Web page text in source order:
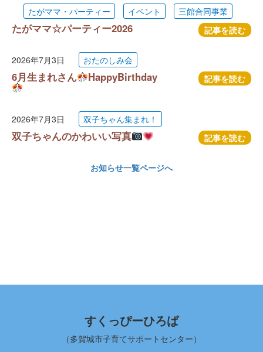
たがママ・パーティー
イベント 三館合同事業
たがママ☆パーティー2026 記事を読む
2026年7月3日 おたのしみ会
6月生まれさん HappyBirthday 記事を読む
2026年7月3日 双子ちゃん集まれ！
双子ちゃんのかわいい写真 記事を読む
お知らせ一覧ページへ
すくっぴーひろば
（多賀城市子育てサポートセンター）